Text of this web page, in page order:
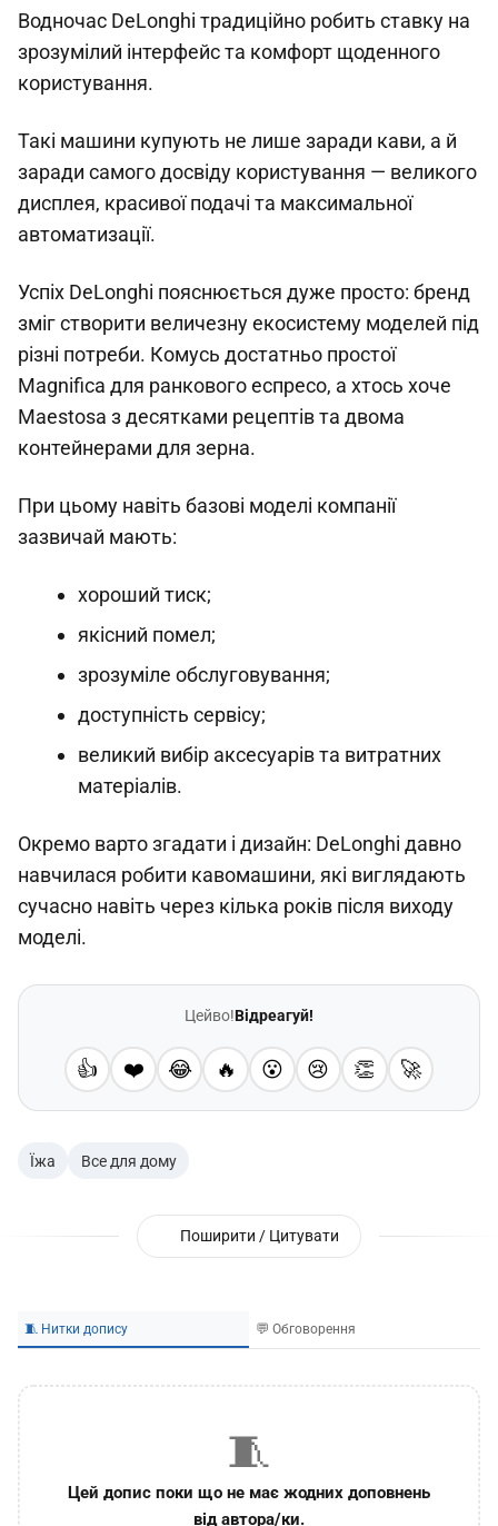
Водночас DeLonghi традиційно робить ставку на
зрозумілий інтерфейс та комфорт щоденного
користування.
Такі машини купують не лише заради кави, а й
заради самого досвіду користування — великого
дисплея, красивої подачі та максимальної
автоматизації.
Успіх DeLonghi пояснюється дуже просто: бренд
зміг створити величезну екосистему моделей під
різні потреби. Комусь достатньо простої
Magnifica для ранкового еспресо, а хтось хоче
Maestosa з десятками рецептів та двома
контейнерами для зерна.
При цьому навіть базові моделі компанії
зазвичай мають:
хороший тиск;
якісний помел;
зрозуміле обслуговування;
доступність сервісу;
великий вибір аксесуарів та витратних
матеріалів.
Окремо варто згадати і дизайн: DeLonghi давно
навчилася робити кавомашини, які виглядають
сучасно навіть через кілька років після виходу
моделі.
Цейво!Відреагуй!
👍 ❤️ 😂 🔥 😮 😢 👏 🚀
Їжа Все для дому
Поширити / Цитувати
🧵 Нитки допису 💬 Обговорення
🧵
Цей допис поки що не має жодних доповнень
від автора/ки.